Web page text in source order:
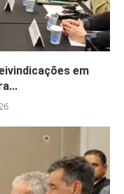
em